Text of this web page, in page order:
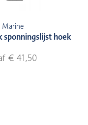
Marine
sponningslijst hoek
€ 41,50